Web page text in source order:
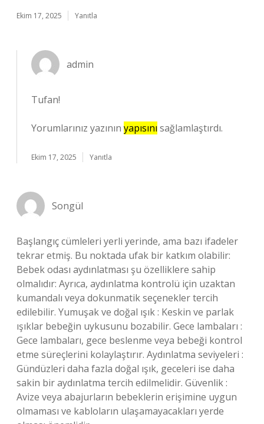
Ekim 17, 2025 Yanıtla
admin
Tufan!
Yorumlarınız yazının yapısını sağlamlaştırdı.
Ekim 17, 2025 Yanıtla
Songül
Başlangıç cümleleri yerli yerinde, ama bazı ifadeler
tekrar etmiş. Bu noktada ufak bir katkım olabilir:
Bebek odası aydınlatması şu özelliklere sahip
olmalıdır: Ayrıca, aydınlatma kontrolü için uzaktan
kumandalı veya dokunmatik seçenekler tercih
edilebilir. Yumuşak ve doğal ışık : Keskin ve parlak
ışıklar bebeğin uykusunu bozabilir. Gece lambaları :
Gece lambaları, gece beslenme veya bebeği kontrol
etme süreçlerini kolaylaştırır. Aydınlatma seviyeleri :
Gündüzleri daha fazla doğal ışık, geceleri ise daha
sakin bir aydınlatma tercih edilmelidir. Güvenlik :
Avize veya abajurların bebeklerin erişimine uygun
olmaması ve kabloların ulaşamayacakları yerde